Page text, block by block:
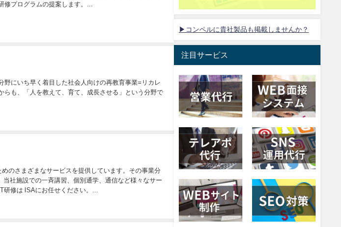
プログラムの提案します。...
にいち早く着目した社会人向けの再教育事業=リカレ
も、「人を教えて、育て、成長させる」という分野で
のさまざまなサービスを提供しています。その事業分
社施設での一斉講習、個別通学、通信など様々なサー
修は ISAにお任せください。...
▶コンペルに貴社製品も掲載しませんか？
注目サービス